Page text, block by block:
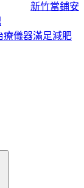
新竹當鋪安
療儀器滿足減肥